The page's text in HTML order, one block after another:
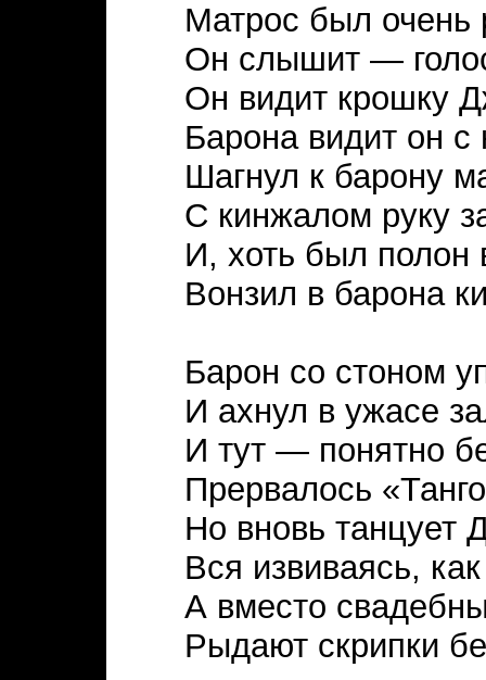
Матрос был очень
Он слышит —
Он видит крошку
Барона видит он с
Шагнул к барону
С кинжалом руку
И, хоть был полон
Вонзил в барона
Барон со стоном
И ахнул в ужасе
И тут — понятно
Прервалось
Но вновь танцует
Вся извиваясь,
А вместо
Рыдают скрипки